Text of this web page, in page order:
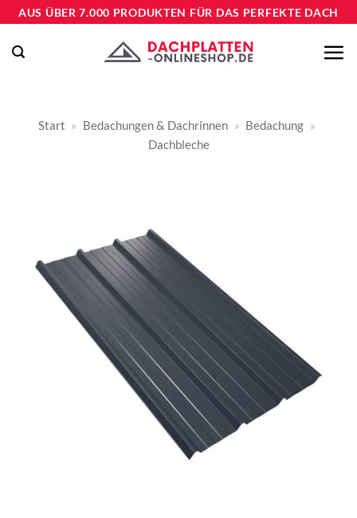
Zum
springen
AUS ÜBER 7.000 PRODUKTEN FÜR DAS PERFEKTE DACH
Start » Bedachungen & Dachrinnen » Bedachung »
Dachbleche